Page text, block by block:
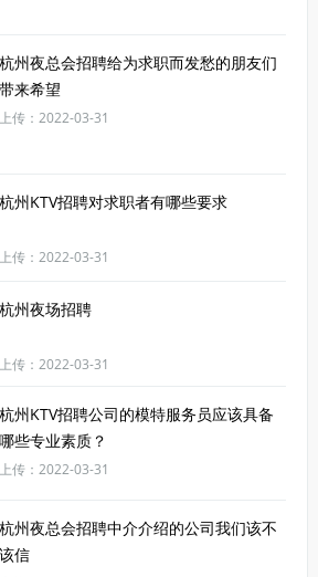
杭州夜总会招聘给为求职而发愁的朋友们
带来希望
上传：2022-03-31
杭州KTV招聘对求职者有哪些要求
上传：2022-03-31
杭州夜场招聘
上传：2022-03-31
杭州KTV招聘公司的模特服务员应该具备
哪些专业素质？
上传：2022-03-31
杭州夜总会招聘中介介绍的公司我们该不
该信